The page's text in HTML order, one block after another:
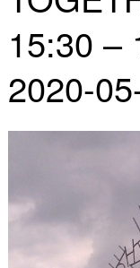
15:30 –
2020-